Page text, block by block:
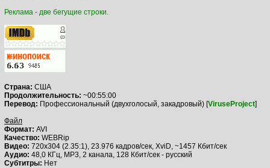
Реклама - две бегущие строки.
Страна: США
Продолжительность: ~00:55:00
Перевод: Профессиональный (двухголосый, закадровый) [ViruseProject]
Файл
Формат: AVI
Качество: WEBRip
Видео: 720x304 (2.35:1), 23.976 кадров/сек, XviD, ~1457 Кбит/сек
Аудио: 48,0 КГц, MP3, 2 канала, 128 Кбит/сек - русский
Субтитры: Нет